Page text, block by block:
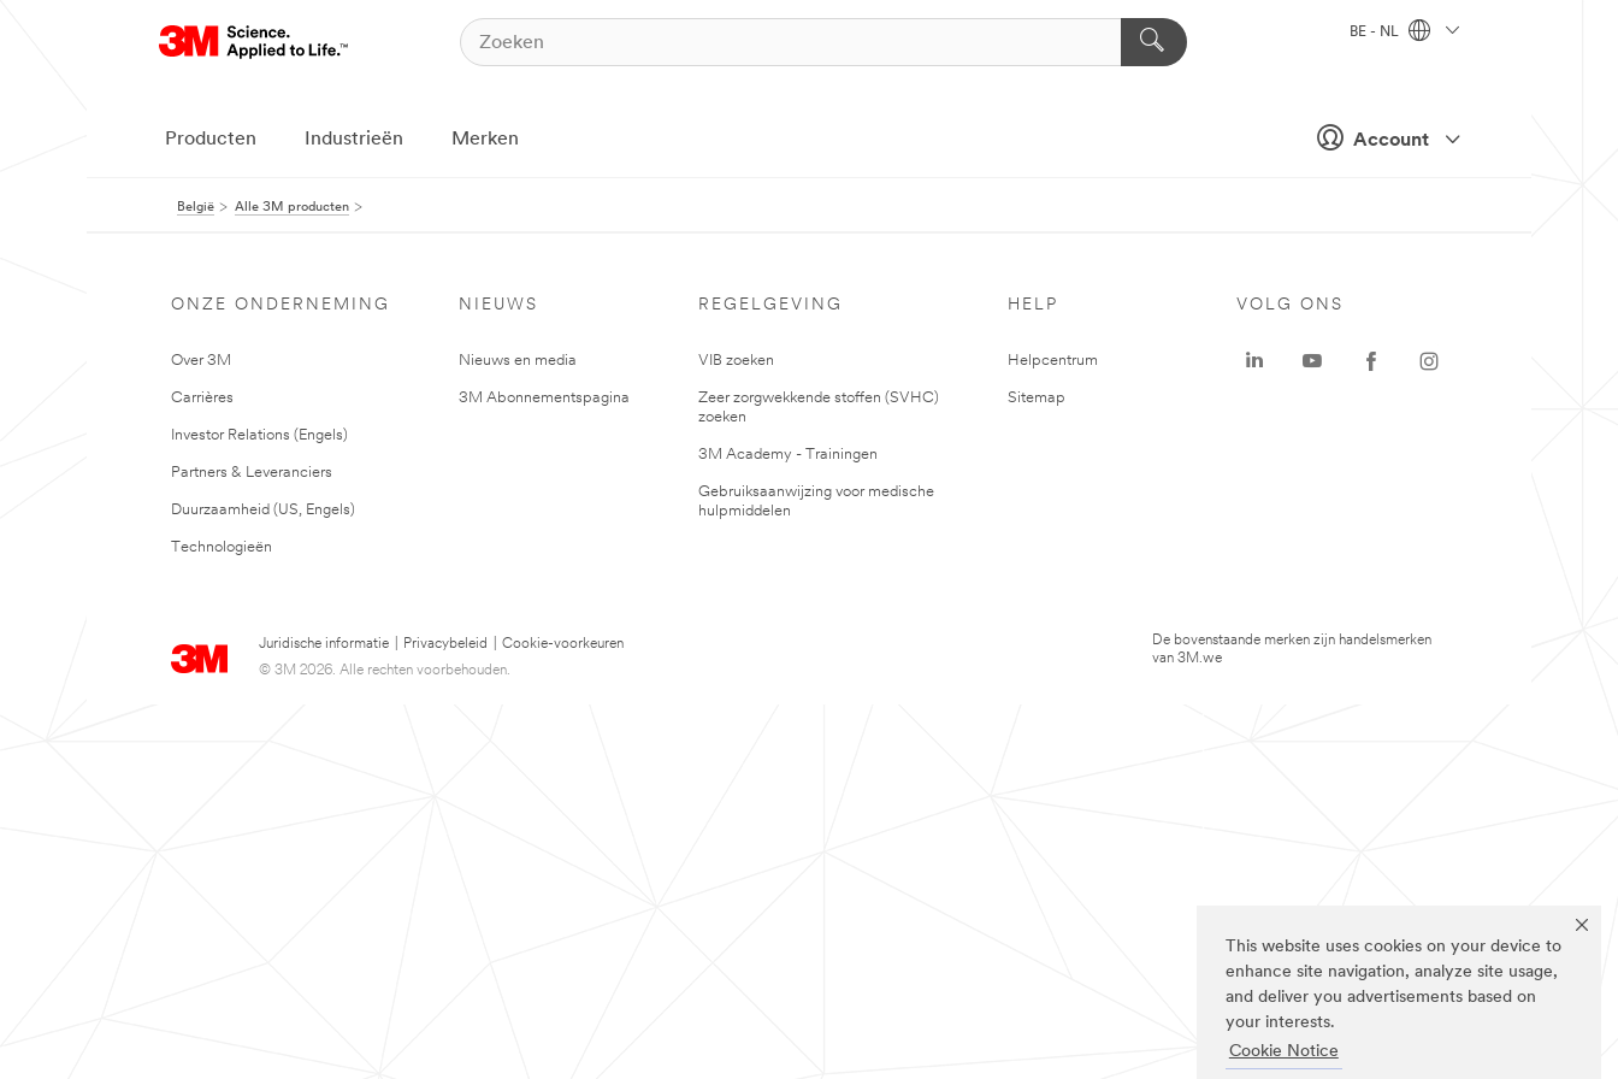
This website uses cookies on your device to
enhance site navigation, analyze site usage,
and deliver you advertisements based on
your interests.
Cookie Notice
Account
BE - NL
Producten Industrieën Merken
België Alle 3M producten
ONZE ONDERNEMING
Over 3M
Carrières
Investor Relations (Engels)
Partners & Leveranciers
Duurzaamheid (US, Engels)
Technologieën
NIEUWS
Nieuws en media
3M Abonnementspagina
REGELGEVING
VIB zoeken
Zeer zorgwekkende stoffen (SVHC)
zoeken
3M Academy - Trainingen
Gebruiksaanwijzing voor medische
hulpmiddelen
HELP
Helpcentrum
Sitemap
Juridische informatie Privacybeleid
Cookie-voorkeuren
© 3M 2026. Alle rechten voorbehouden.
VOLG ONS
De bovenstaande merken zijn handelsmerken
van 3M.we